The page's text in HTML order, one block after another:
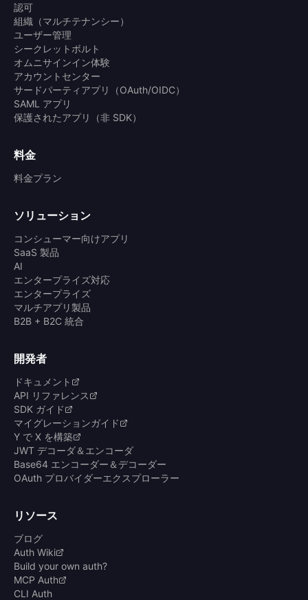
認可
組織（マルチテナンシー）
ユーザー管理
シークレットボルト
オムニサインイン体験
アカウントセンター
サードパーティアプリ（OAuth/OIDC）
SAML アプリ
保護されたアプリ（非 SDK）
料金
料金プラン
ソリューション
コンシューマー向けアプリ
SaaS 製品
AI
エンタープライズ対応
エンタープライズ
マルチアプリ製品
B2B + B2C 統合
開発者
ドキュメント
API リファレンス
SDK ガイド
マイグレーションガイド
Y で X を構築
JWT デコーダ＆エンコーダ
Base64 エンコーダー＆デコーダー
OAuth プロバイダーエクスプローラー
リソース
ブログ
Auth Wiki
Build your own auth?
MCP Auth
CLI Auth